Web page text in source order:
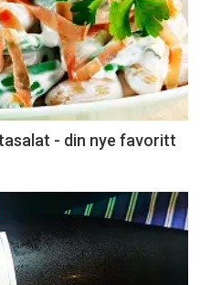
- din nye favoritt